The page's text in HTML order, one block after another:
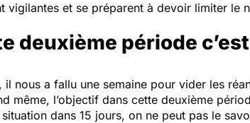
vigilantes et se préparent à devoir limiter le
deuxième période
il nous a fallu une semaine pour vider les
même, l’objectif dans cette deuxième
dans 15 jours, on ne peut pas le